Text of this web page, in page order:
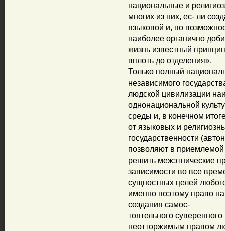
национальные и
многих из них, ес- ли
языковой и, по
наиболее органично
жизнь известный
вплоть до отделения».
Только полный
независимого
людской цивилизации
однонациональной
среды и, в конечном
от языковых и
государственности
позволяют в
решить межэтнические
зависимости во все
сущностных целей
именно поэтому право
создания самос-
тоятельного
неотторжимым правом